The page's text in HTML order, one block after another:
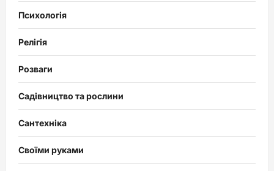
Психологія
Релігія
Розваги
Садівництво та рослини
Сантехніка
Своїми руками